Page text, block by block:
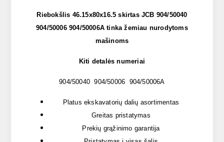
Riebokšlis 46.15x80x16.5 skirtas JCB 904/50040
904/50006 904/50006A tinka žemiau nurodytoms
mašinoms
Kiti detalės numeriai
904/50040 904/50006 904/50006A
Platus ekskavatorių dalių asortimentas
Greitas pristatymas
Prekių grąžinimo garantija